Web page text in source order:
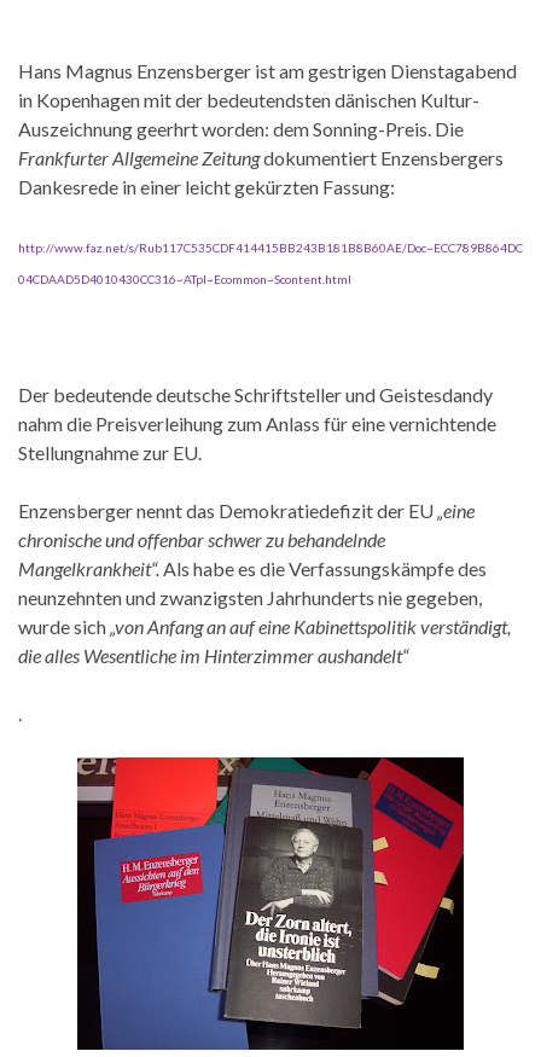
Hans Magnus Enzensberger ist am gestrigen Dienstagabend
in Kopenhagen mit der bedeutendsten dänischen Kultur-
Auszeichnung geerhrt worden: dem Sonning-Preis. Die
Frankfurter Allgemeine Zeitungdokumentiert Enzensbergers
Dankesrede in einer leicht gekürzten Fassung:
http://www.faz.net/s/Rub117C535CDF414415BB243B181B8B60AE/Doc~ECC789B864DC
04CDAAD5D4010430CC316~ATpl~Ecommon~Scontent.html
Der bedeutende deutsche Schriftsteller und Geistesdandy
nahm die Preisverleihung zum Anlass für eine vernichtende
Stellungnahme zur EU.
Enzensberger nennt das Demokratiedefizit der EU„eine
chronische und offenbar schwer zu behandelnde
Mangelkrankheit“.Als habe es die Verfassungskämpfe des
neunzehnten und zwanzigsten Jahrhunderts nie gegeben,
wurde sich„von Anfang an auf eine Kabinettspolitik verständigt,
die alles Wesentliche im Hinterzimmer aushandelt“
.